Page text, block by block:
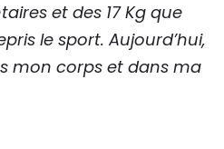
et des 17 Kg que
le sport. Aujourd’hui,
mon corps et dans ma